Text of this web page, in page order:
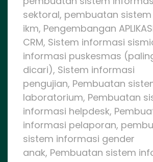
sektoral, pembuatan
ikm, Pengembangan
CRM, Sistem informasi
informasi puskesmas
dicari), Sistem informasi
pengujian, Pembuatan
laboratorium, Pembuatan
informasi helpdesk,
informasi pelaporan,
sistem informasi gender
anak, Pembuatan sistem